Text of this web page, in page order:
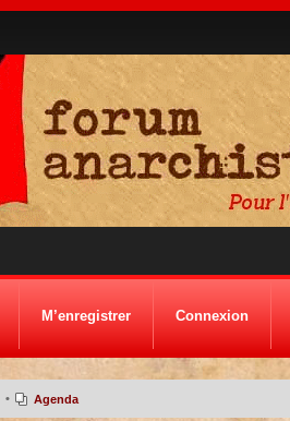
M’enregistrer Connexion
• Agenda